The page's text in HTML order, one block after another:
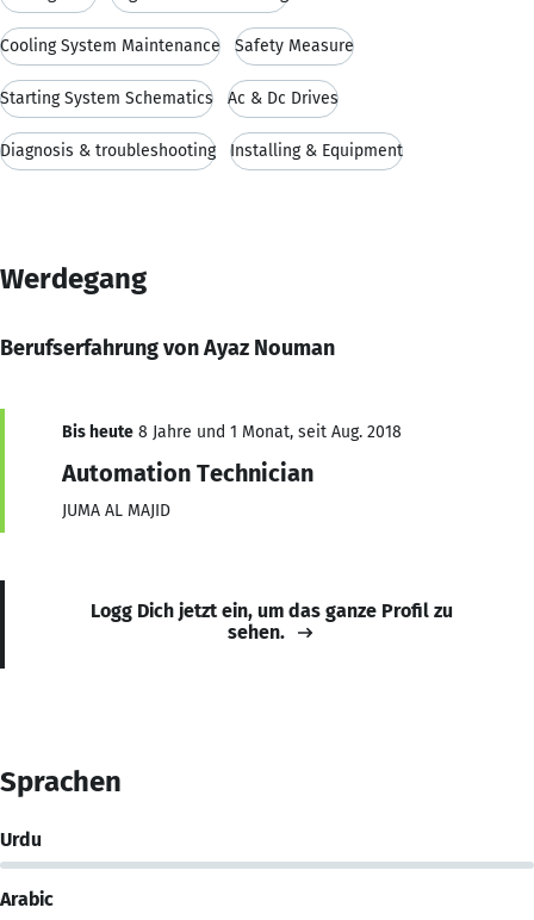
Cooling System Maintenance Safety Measure
Starting System Schematics Ac & Dc Drives
Diagnosis & troubleshooting Installing & Equipment
Werdegang
Berufserfahrung von Ayaz Nouman
Bis heute 8 Jahre und 1 Monat, seit Aug. 2018
Automation Technician
JUMA AL MAJID
Logg Dich jetzt ein, um das ganze Profil zu
sehen.
Sprachen
Urdu
Arabic